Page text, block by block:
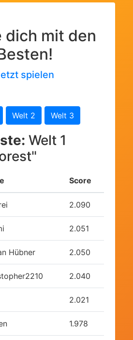
dich mit den
spielen
Welt 2 Welt 3
Welt 1
Score
2.090
2.051
Hübner 2.050
2.040
2.021
1.978